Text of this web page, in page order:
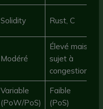
Solidity Rust, C
Modéré
Élevé mais
sujet à
congestion
Variable
(PoW/PoS)
Faible
(PoS)